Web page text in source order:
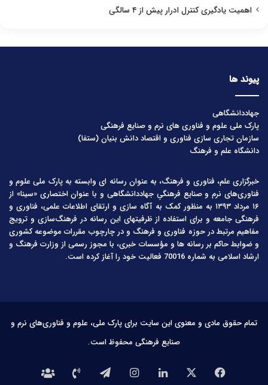
اهمیت یادگیری کنترل ادرار پیش از ۴ سالگی
پیوند ها
جهاددانشگاهی
پارک ملی علوم و فناوری های نرم و صنایع فرهنگی
سازمان تجاری سازی فناوری و اقتصاد دانش بنیان (ستفا)
دانشگاه علم و فرهنگ
خبرگزاری علم، فناوری و فرهنگ، به عنوان رسانه ای وابسته به پارک ملی علوم و
فناوری‌های نرم و صنایع فرهنگیِ جهاددانشگاهی و با عنوان اختصاری «سینا» از
۱۶ مرداد ۱۳۹۳ به منظور کمک به آگاه سازی و ارتقای اطلاعات علمی، فناوری و
فرهنگی جامعه و برای استفاده از ظرفیتهای این رسانه در فرهنگ‌سازی و ترویج
مفاهیم مرتبط در حوزه فناوری و فرهنگ و در چارچوب مقررات موضوعه کشوری
و ضوابط حاکم بر رسانه ها و مؤسسات خبری، با مجوز رسمی از وزارت فرهنگ و
ارشاد اسلامی به شماره 70016 فعالیت خود را آغاز کرده است.
تمام حقوق مادی و معنوی این سایت برای پارک ملی، علوم و فناوری‌های نرم و
صنایع فرهنگی محفوظ است.
فیس لینکدیناینستاگرامتلگرامتماس درباره